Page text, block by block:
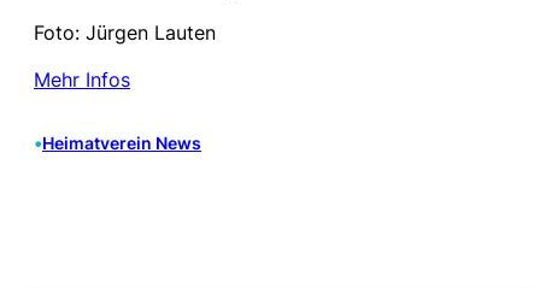
Foto: Jürgen Lauten
Mehr Infos
•Heimatverein News